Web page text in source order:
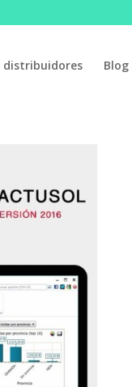
distribuidores Blog